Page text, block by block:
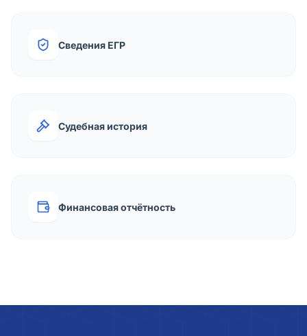
Сведения ЕГР
Судебная история
Финансовая отчётность